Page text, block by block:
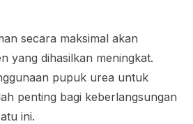
secara maksimal akan
yang dihasilkan meningkat.
pupuk urea untuk
penting bagi keberlangsungan
ini.